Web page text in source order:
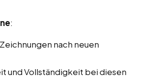
:
nach neuen
und Vollständigkeit bei diesen